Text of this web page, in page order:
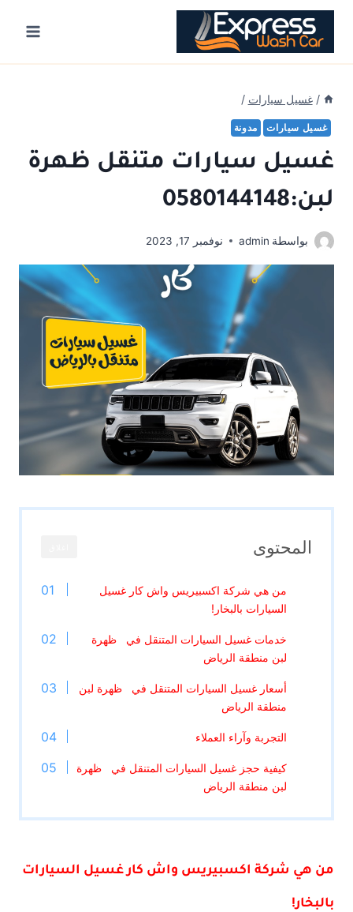
Skip
content
/ غسيل سيارات /
غسيل سيارات مدونة
غسيل سيارات متنقل ظهرة
لبن:0580144148
بواسطة admin نوفمبر 17, 2023
المحتوى
من هي شركة اكسبيريس واش كار غسيل
السيارات بالبخار!
خدمات غسيل السيارات المتنقل في ظهرة
لبن منطقة الرياض
أسعار غسيل السيارات المتنقل في ظهرة لبن
منطقة الرياض
التجربة وآراء العملاء
كيفية حجز غسيل السيارات المتنقل في ظهرة
لبن منطقة الرياض
من هي شركة اكسبيريس واش كار غسيل السيارات
بالبخار!